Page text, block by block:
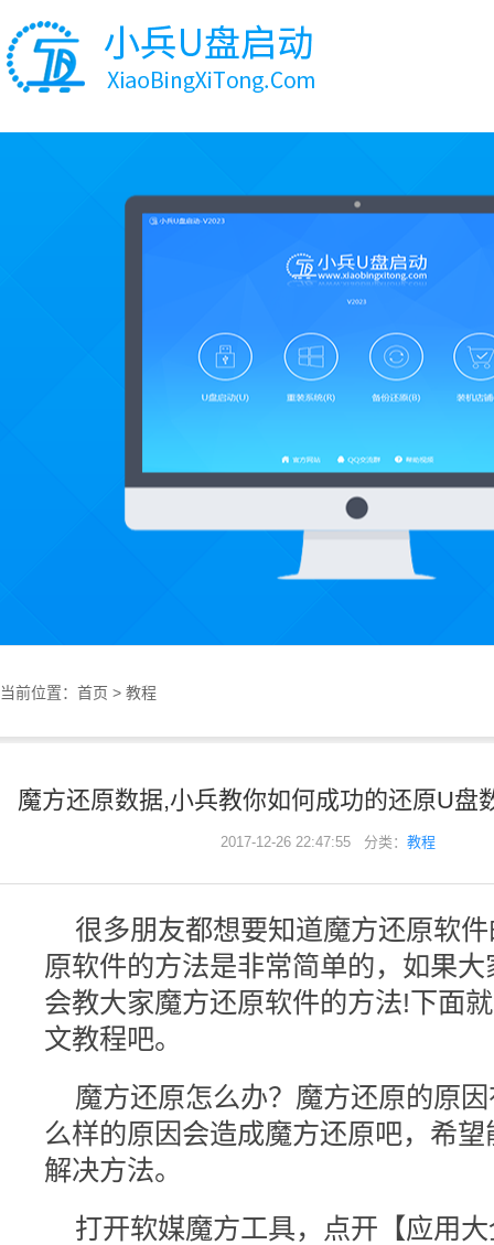
当前位置： 首页 > 教程
魔方还原数据,小兵教你如何成功的还原U盘
2017-12-26 22:47:55 分类： 教程
很多朋友都想要知道魔方还原软
原软件的方法是非常简单的，如果
会教大家魔方还原软件的方法!下面
文教程吧。
魔方还原怎么办？魔方还原的原
么样的原因会造成魔方还原吧，希
解决方法。
打开软媒魔方工具，点开【应用